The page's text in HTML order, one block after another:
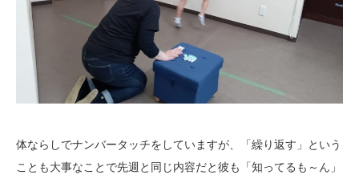
体ならしでナンバータッチをしていますが、「繰り返す」という
ことも大事なことで先週と同じ内容だと彼も「知ってるも～ん」